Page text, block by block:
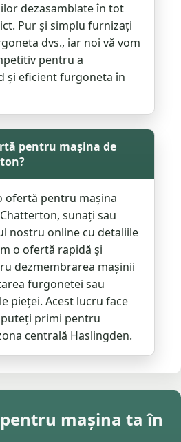
dezasamblate în tot
Pur și simplu furnizați
dvs., iar noi vă vom
pentru a
și eficient furgoneta în
pentru mașina de
ofertă pentru mașina
sunați sau
nostru online cu detaliile
o ofertă rapidă și
dezmembrarea mașinii
furgonetei sau
pieței. Acest lucru face
primi pentru
centrală Haslingden.
mașina ta în